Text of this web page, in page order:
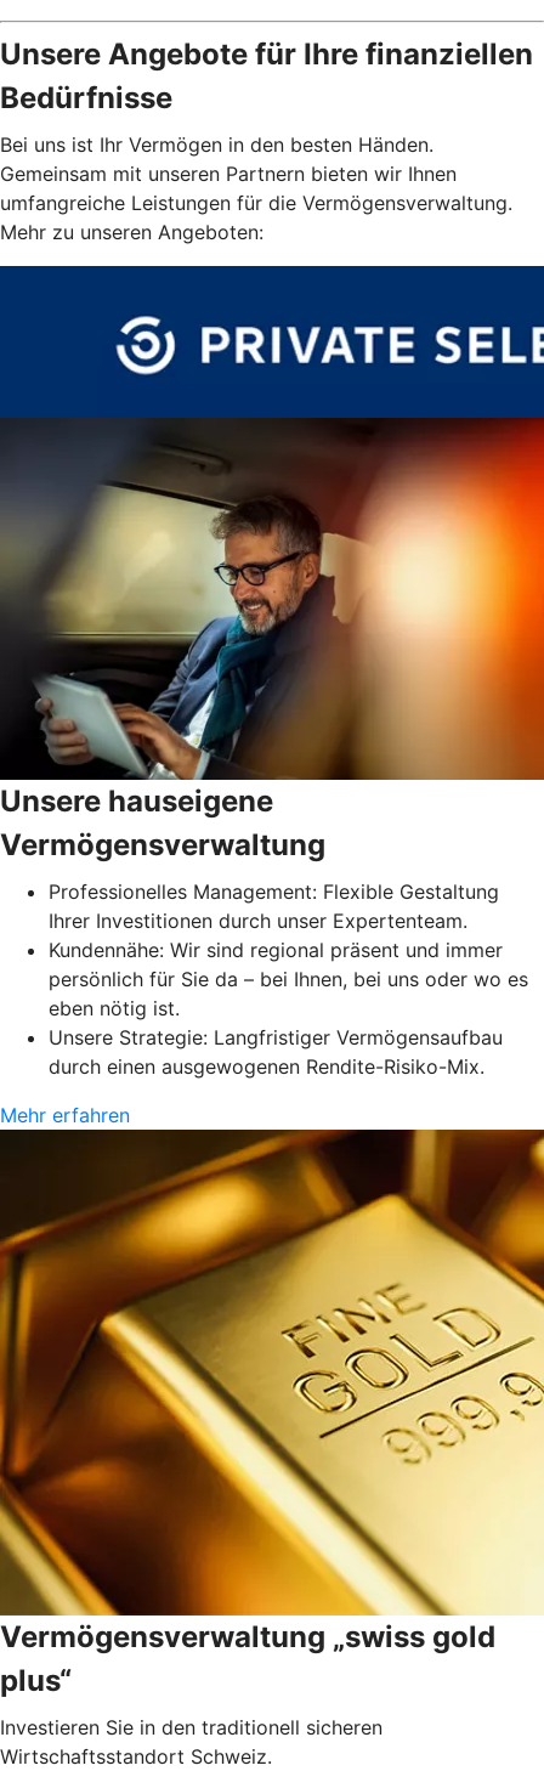
Unsere Angebote für Ihre finanziellen
Bedürfnisse
Bei uns ist Ihr Vermögen in den besten Händen.
Gemeinsam mit unseren Partnern bieten wir Ihnen
umfangreiche Leistungen für die Vermögensverwaltung.
Mehr zu unseren Angeboten:
Unsere hauseigene
Vermögensverwaltung
Professionelles Management: Flexible Gestaltung
Ihrer Investitionen durch unser Expertenteam.
Kundennähe: Wir sind regional präsent und immer
persönlich für Sie da – bei Ihnen, bei uns oder wo es
eben nötig ist.
Unsere Strategie: Langfristiger Vermögensaufbau
durch einen ausgewogenen Rendite-Risiko-Mix.
Mehr erfahren
Vermögensverwaltung „swiss gold
plus“
Investieren Sie in den traditionell sicheren
Wirtschaftsstandort Schweiz.